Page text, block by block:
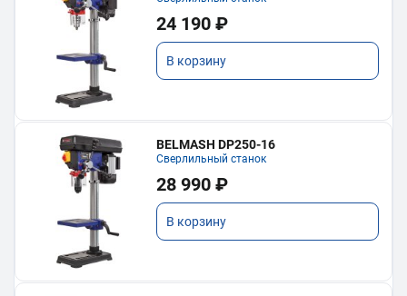
24 190 ₽
В корзину
BELMASH DP250-16
Сверлильный станок
28 990 ₽
В корзину